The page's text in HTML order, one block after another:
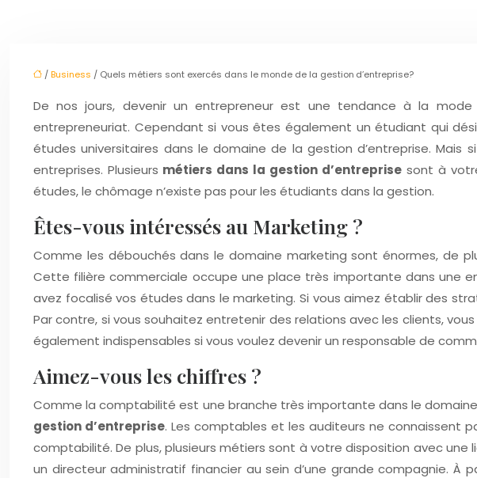
/Business / Quels métiers sont exercés dans le monde de la gestion d’entreprise?
De nos jours, devenir un entrepreneur est une tendance à la
entrepreneuriat. Cependant si vous êtes également un étudiant qui
études universitaires dans le domaine de la gestion d’entreprise. Mais
entreprises. Plusieurs métiers dans la gestion d’entreprise sont à
études, le chômage n’existe pas pour les étudiants dans la gestion.
Êtes-vous intéressés au Marketing ?
Comme les débouchés dans le domaine marketing sont énormes, de
Cette filière commerciale occupe une place très importante dans une
avez focalisé vos études dans le marketing. Si vous aimez établir des
Par contre, si vous souhaitez entretenir des relations avec les clients,
également indispensables si vous voulez devenir un responsable de
Aimez-vous les chiffres ?
Comme la comptabilité est une branche très importante dans le
gestion d’entreprise. Les comptables et les auditeurs ne connaissent
comptabilité. De plus, plusieurs métiers sont à votre disposition avec
un directeur administratif financier au sein d’une grande compagnie.